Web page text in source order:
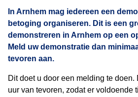
In Arnhem mag iedereen een
betoging organiseren. Dit is een
demonstreren in Arnhem op een
Meld uw demonstratie dan
tevoren aan.
Dit doet u door een melding te
uur van tevoren, zodat er voldoende